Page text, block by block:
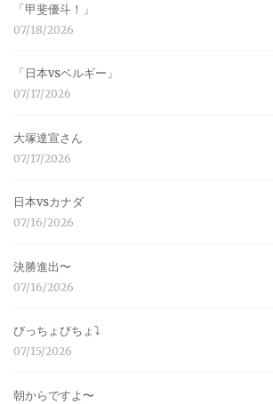
「甲斐優斗！」
07/18/2026
「日本vsベルギー」
07/17/2026
大塚達宣さん
07/17/2026
日本vsカナダ
07/16/2026
決勝進出〜
07/16/2026
びっちょびちょ⤵︎
07/15/2026
朝からですよ〜